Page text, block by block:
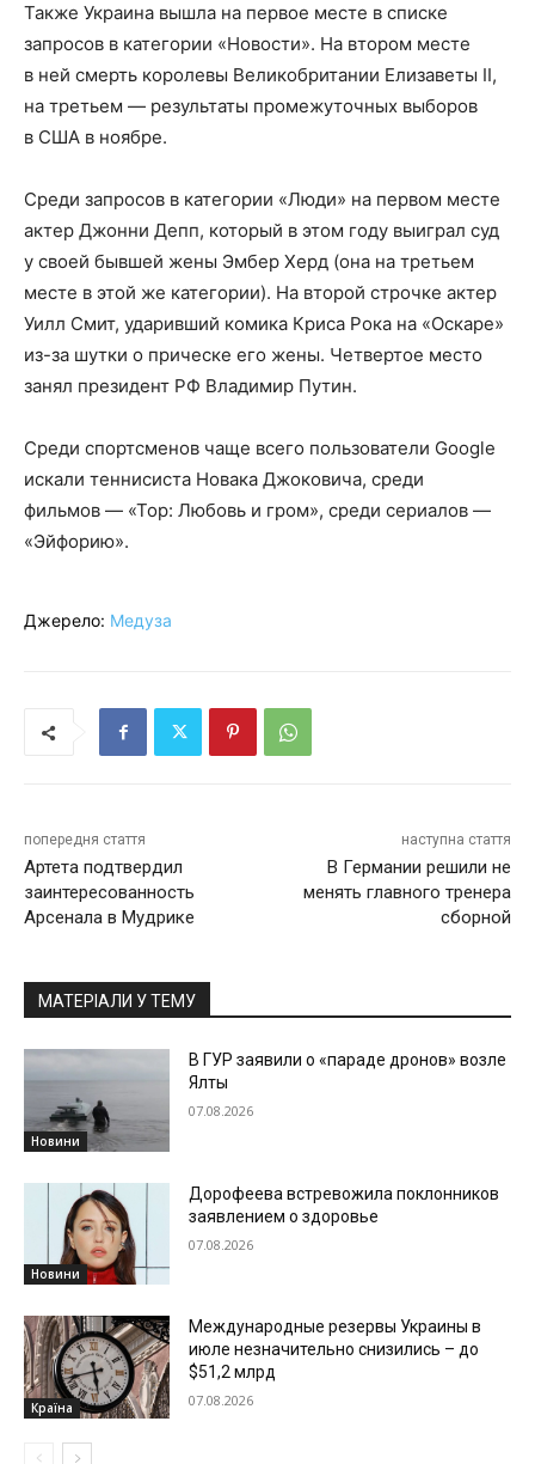
Также Украина вышла на первое месте в списке
запросов в категории «Новости». На втором месте
в ней смерть королевы Великобритании Елизаветы II,
на третьем — результаты промежуточных выборов
в США в ноябре.
Среди запросов в категории «Люди» на первом месте
актер Джонни Депп, который в этом году выиграл суд
у своей бывшей жены Эмбер Херд (она на третьем
месте в этой же категории). На второй строчке актер
Уилл Смит, ударивший комика Криса Рока на «Оскаре»
из-за шутки о прическе его жены. Четвертое место
занял президент РФ Владимир Путин.
Среди спортсменов чаще всего пользователи Google
искали теннисиста Новака Джоковича, среди
фильмов — «Тор: Любовь и гром», среди сериалов —
«Эйфорию».
Джерело: Медуза
попередня стаття
Артета подтвердил
заинтересованность
Арсенала в Мудрике
наступна стаття
В Германии решили не
менять главного тренера
сборной
МАТЕРІАЛИ У ТЕМУ
Новини
В ГУР заявили о «параде дронов» возле
Ялты
07.08.2026
Новини
Дорофеева встревожила поклонников
заявлением о здоровье
07.08.2026
Країна
Международные резервы Украины в
июле незначительно снизились – до
$51,2 млрд
07.08.2026